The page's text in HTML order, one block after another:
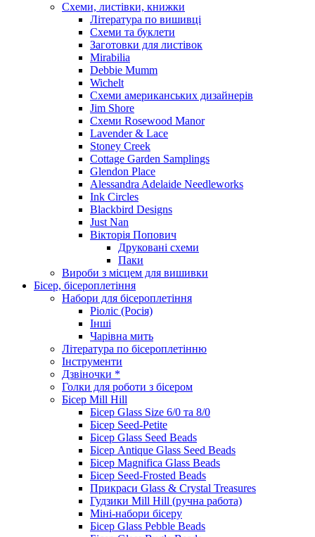
Схеми, листівки, книжки
Література по вишивці
Схеми та буклети
Заготовки для листівок
Mirabilia
Debbie Mumm
Wichelt
Схеми американських дизайнерів
Jim Shore
Cхеми Rosewood Manor
Lavender & Lace
Stoney Creek
Cottage Garden Samplings
Glendon Place
Alessandra Adelaide Needleworks
Ink Circles
Blackbird Designs
Just Nan
Вікторія Попович
Друковані схеми
Паки
Вироби з місцем для вишивки
Бісер, бісероплетіння
Набори для бісероплетіння
Ріоліс (Росія)
Інші
Чарівна мить
Література по бісероплетінню
Інструменти
Дзвіночки *
Голки для роботи з бісером
Бісер Mill Hill
Бісер Glass Size 6/0 та 8/0
Бісер Seed-Petite
Бісер Glass Seed Beads
Бісер Antique Glass Seed Beads
Бісер Magnifica Glass Beads
Бісер Seed-Frosted Beads
Прикраси Glass & Crystal Treasures
Гудзики Mill Hill (ручна работа)
Міні-набори бісеру
Бісер Glass Pebble Beads